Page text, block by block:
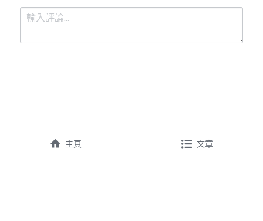
張美雄專欄
主頁 文章